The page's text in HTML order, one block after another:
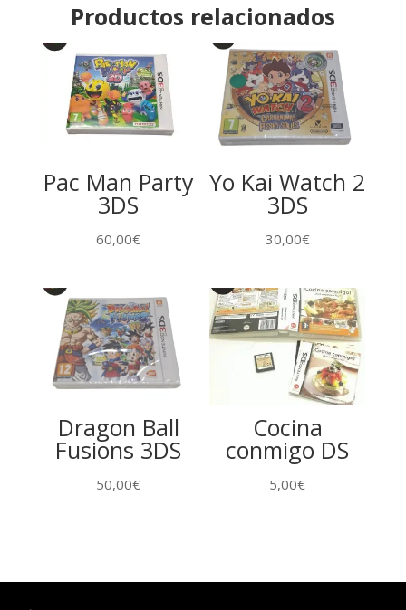
Productos relacionados
Pac Man Party
3DS
60,00€
Yo Kai Watch 2
3DS
30,00€
Dragon Ball
Fusions 3DS
50,00€
Cocina
conmigo DS
5,00€